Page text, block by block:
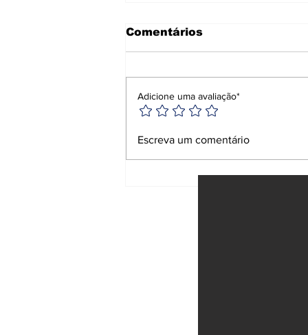
Anvisa proíbe
suplemento falsificado
Comentários
Adicione uma avaliação*
Escreva um comentário